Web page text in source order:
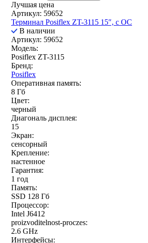
Лучшая цена
Артикул: 59652
Терминал Posiflex ZT-3115 15″, с ОС
В наличии
Артикул: 59652
Модель:
Posiflex ZT-3115
Бренд:
Posiflex
Оперативная память:
8 Гб
Цвет:
черный
Диагональ дисплея:
15
Экран:
сенсорный
Крепление:
настенное
Гарантия:
1 год
Память:
SSD 128 Гб
Процессор:
Intel J6412
proizvoditelnost-proczes:
2.6 GHz
Интерфейсы: